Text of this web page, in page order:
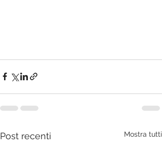
Post recenti Mostra tutti